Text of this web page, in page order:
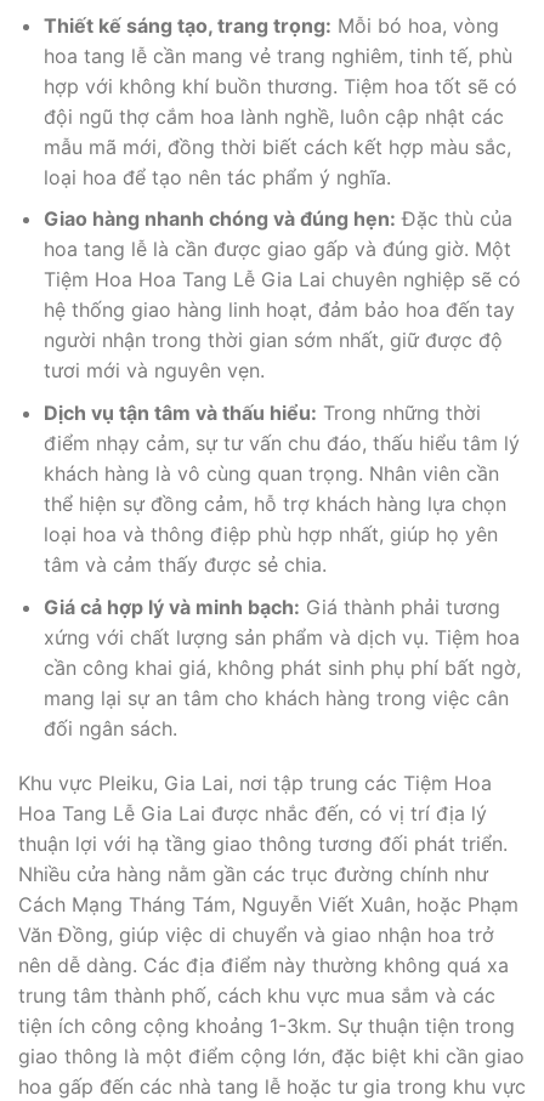
Thiết kế sáng tạo, trang trọng: Mỗi bó hoa, vòng
hoa tang lễ cần mang vẻ trang nghiêm, tinh tế, phù
hợp với không khí buồn thương. Tiệm hoa tốt sẽ có
đội ngũ thợ cắm hoa lành nghề, luôn cập nhật các
mẫu mã mới, đồng thời biết cách kết hợp màu sắc,
loại hoa để tạo nên tác phẩm ý nghĩa.
Giao hàng nhanh chóng và đúng hẹn: Đặc thù của
hoa tang lễ là cần được giao gấp và đúng giờ. Một
Tiệm Hoa Hoa Tang Lễ Gia Lai chuyên nghiệp sẽ có
hệ thống giao hàng linh hoạt, đảm bảo hoa đến tay
người nhận trong thời gian sớm nhất, giữ được độ
tươi mới và nguyên vẹn.
Dịch vụ tận tâm và thấu hiểu: Trong những thời
điểm nhạy cảm, sự tư vấn chu đáo, thấu hiểu tâm lý
khách hàng là vô cùng quan trọng. Nhân viên cần
thể hiện sự đồng cảm, hỗ trợ khách hàng lựa chọn
loại hoa và thông điệp phù hợp nhất, giúp họ yên
tâm và cảm thấy được sẻ chia.
Giá cả hợp lý và minh bạch: Giá thành phải tương
xứng với chất lượng sản phẩm và dịch vụ. Tiệm hoa
cần công khai giá, không phát sinh phụ phí bất ngờ,
mang lại sự an tâm cho khách hàng trong việc cân
đối ngân sách.
Khu vực Pleiku, Gia Lai, nơi tập trung các Tiệm Hoa
Hoa Tang Lễ Gia Lai được nhắc đến, có vị trí địa lý
thuận lợi với hạ tầng giao thông tương đối phát triển.
Nhiều cửa hàng nằm gần các trục đường chính như
Cách Mạng Tháng Tám, Nguyễn Viết Xuân, hoặc Phạm
Văn Đồng, giúp việc di chuyển và giao nhận hoa trở
nên dễ dàng. Các địa điểm này thường không quá xa
trung tâm thành phố, cách khu vực mua sắm và các
tiện ích công cộng khoảng 1-3km. Sự thuận tiện trong
giao thông là một điểm cộng lớn, đặc biệt khi cần giao
hoa gấp đến các nhà tang lễ hoặc tư gia trong khu vực